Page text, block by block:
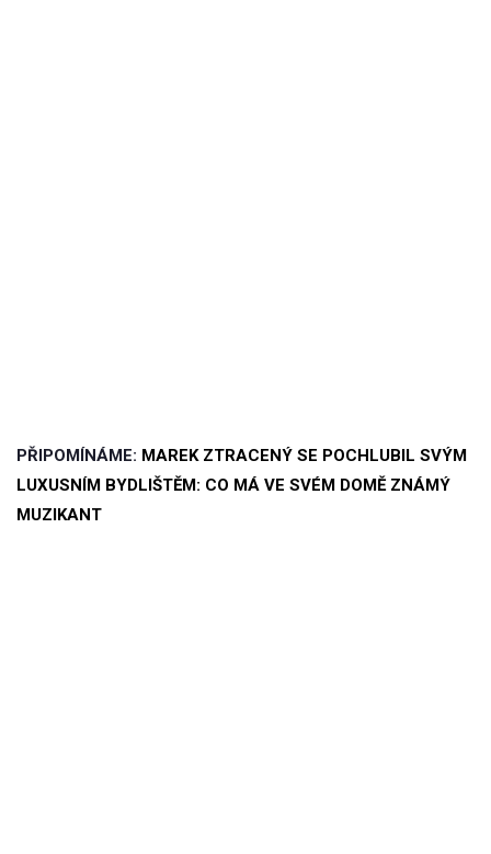
PŘIPOMÍNÁME: MAREK ZTRACENÝ SE POCHLUBIL SVÝM
LUXUSNÍM BYDLIŠTĚM: CO MÁ VE SVÉM DOMĚ ZNÁMÝ
MUZIKANT